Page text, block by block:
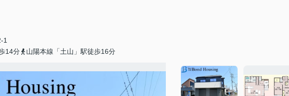
1
14分
山陽本線「土山」駅徒歩16分